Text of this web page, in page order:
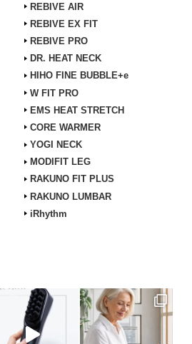
REBIVE AIR
REBIVE EX FIT
REBIVE PRO
DR. HEAT NECK
HIHO FINE BUBBLE+e
W FIT PRO
EMS HEAT STRETCH
CORE WARMER
YOGI NECK
MODIFIT LEG
RAKUNO FIT PLUS
RAKUNO LUMBAR
iRhythm